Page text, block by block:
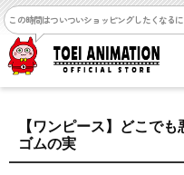
この時間はついついショッピングしたくなるに
【ワンピース】どこで
ゴムの実